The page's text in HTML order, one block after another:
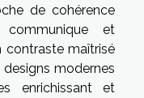
de cohérence
et
contraste maîtrisé
modernes
enrichissant et